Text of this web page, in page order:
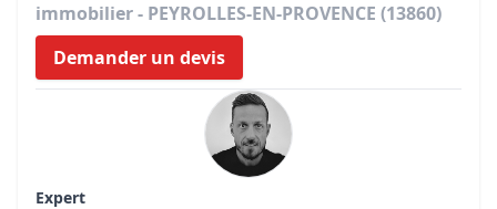
immobilier - PEYROLLES-EN-PROVENCE (13860)
Demander un devis
Expert